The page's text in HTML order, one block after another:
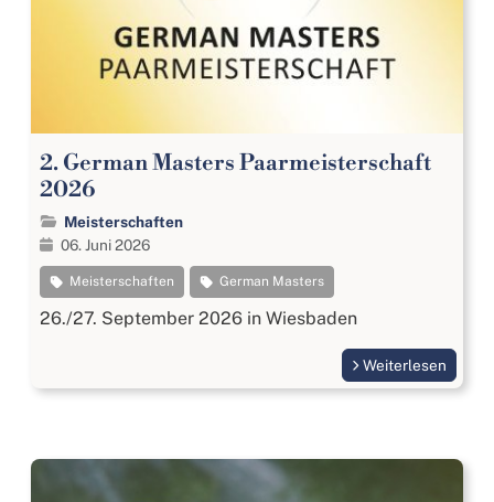
2. German Masters Paarmeisterschaft
2026
Meisterschaften
06. Juni 2026
Meisterschaften German Masters
26./27. September 2026 in Wiesbaden
Weiterlesen